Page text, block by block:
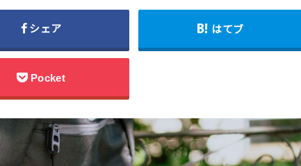
シェア はてブ
Pocket